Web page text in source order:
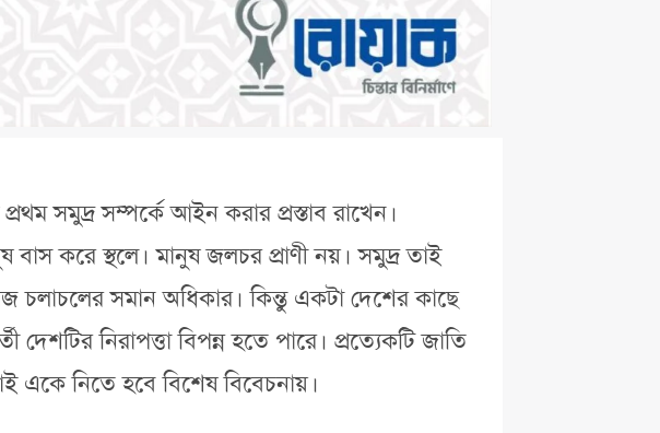
সমুদ্র সম্পর্কে আইন করার প্রস্তাব রাখেন।
করে স্থলে। মানুষ জলচর প্রাণী নয়। সমুদ্র তাই
চলাচলের সমান অধিকার। কিন্তু একটা দেশের কাছে
নিরাপত্তা বিপন্ন হতে পারে। প্রত্যেকটি জাতি
একে নিতে হবে বিশেষ বিবেচনায়।